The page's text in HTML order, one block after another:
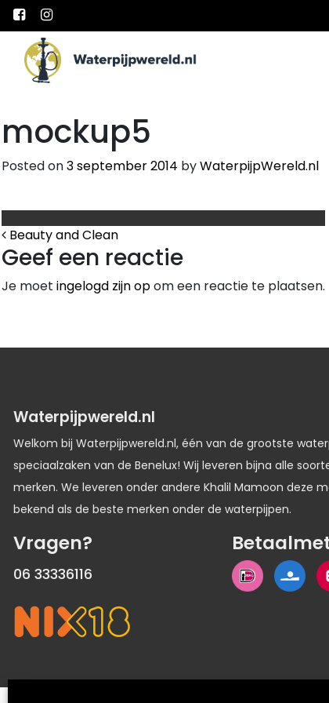
Main Navigation
mockup5
Posted on3 september 2014 byWaterpijpWereld.nl
Bericht Navigatie
Beauty and Clean
Geef een reactie
Je moet ingelogd zijn opom een reactie te plaatsen.
Waterpijpwereld.nl
Welkom bij Waterpijpwereld.nl, één van de grootste
speciaalzaken van de Benelux! Wij leveren bijna alle
merken. We leveren onder andere Khalil Mamoon deze
bekend als de beste merken onder de waterpijpen.
Vragen?
06 33336116